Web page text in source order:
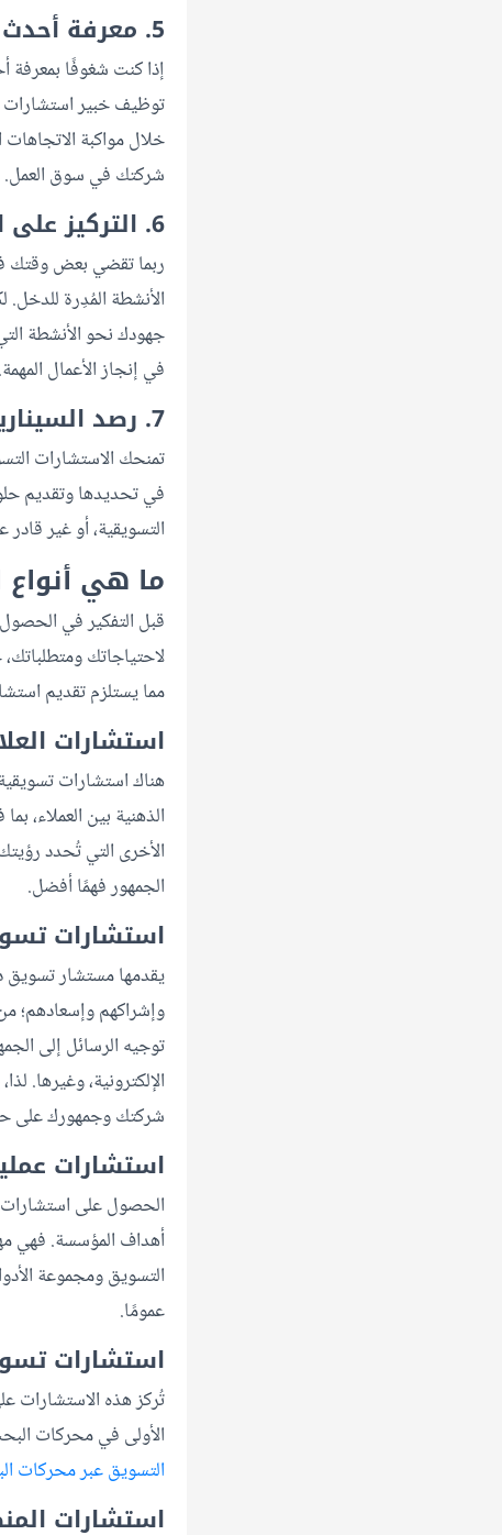
5. معرفة أحدث اتجاهات التسويق
إذا كنت شغوفًا بمعرفة
توظيف خبير استشارات
خلال مواكبة
شركتك في سوق العمل.
6. التركيز على الأنشطة المدرة للدخل
ربما تقضي بعض وقتك في
الأنشطة المُدِرة
جهودك نحو الأنشطة
في إنجاز الأعمال المهمة.
7. رصد السيناريوهات المحتملة
تمنحك الاستشارات
في تحديدها وتقديم
التسويقية، أو غير
ما هي أنواع
قبل التفكير في
لاحتياجاتك
مما يستلزم تقديم
استشارات
هناك استشارات
الذهنية بين العملاء،
الأخرى التي تُحدد
الجمهور فهمًا أفضل.
استشارات
وإشراكهم وإسعادهم؛
توجيه الرسائل إلى
الإلكترونية، وغيرها.
شركتك وجمهورك على
استشارات
الحصول على استشارات
أهداف المؤسسة. فهي
التسويق ومجموعة
عمومًا.
استشارات
تُركز هذه الاستشارات
الأولى في محركات
التسويق عبر محركات
استشارات